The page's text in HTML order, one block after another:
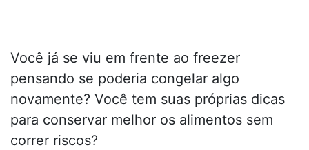
Você já se viu em frente ao freezer
pensando se poderia congelar algo
novamente? Você tem suas próprias dicas
para conservar melhor os alimentos sem
correr riscos?